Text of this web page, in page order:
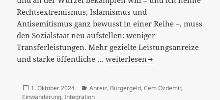
Rechtsextremismus, Islamismus und
Antisemitismus ganz bewusst in einer Reihe –, muss
den Sozialstaat neu aufstellen: weniger
Transferleistungen. Mehr gezielte Leistungsanreize
und starke öffentliche …„…
Sozialstaat
weiterlesen
Veröffentlicht
am
1. Oktober 2024 Kategorien
Anreiz, Bürgergeld, Cem Özdemir,
Einwanderung, Integration